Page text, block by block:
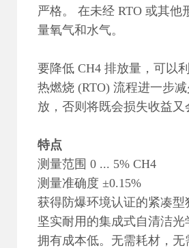
严格。 在未经 RTO 或其
量氧气和水气。
要降低 CH4 排放量，可以
热燃烧 (RTO) 流程进一步
放，否则将既会损失收益又
特点
测量范围 0 ... 5% CH4
测量准确度 ±0.15%
获得防爆环境认证的紧凑型
坚实耐用的集成式自清洁光
拥有成本低。无需耗材，无